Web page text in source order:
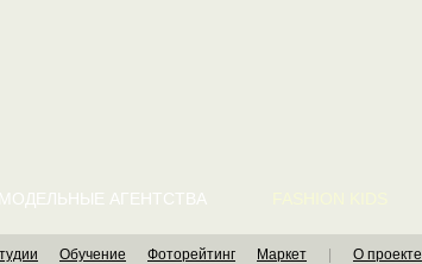
МОДЕЛЬНЫЕ АГЕНТСТВА
Обучение Фоторейтинг Маркет О проекте